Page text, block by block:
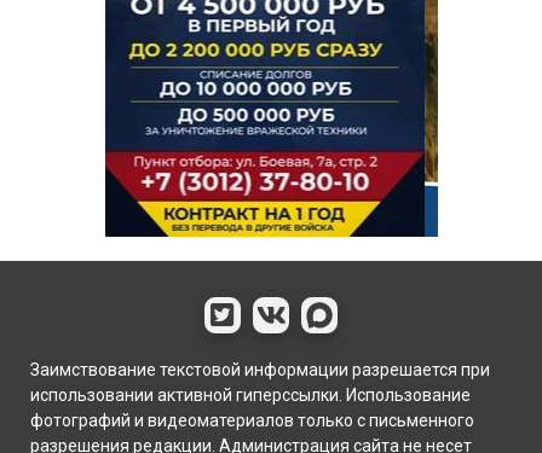
Заимствование текстовой информации разрешается при
использовании активной гиперссылки. Использование
фотографий и видеоматериалов только с письменного
разрешения редакции. Администрация сайта не несет